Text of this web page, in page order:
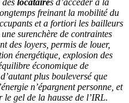
freinant la mobilité du
et a fortiori les bailleurs
surenchère de contraintes
des loyers, permis de louer,
énergétique, explosion des
économique de
plus bouleversé que
n’épargnent personne, et
le gel de la hausse de l’IRL.